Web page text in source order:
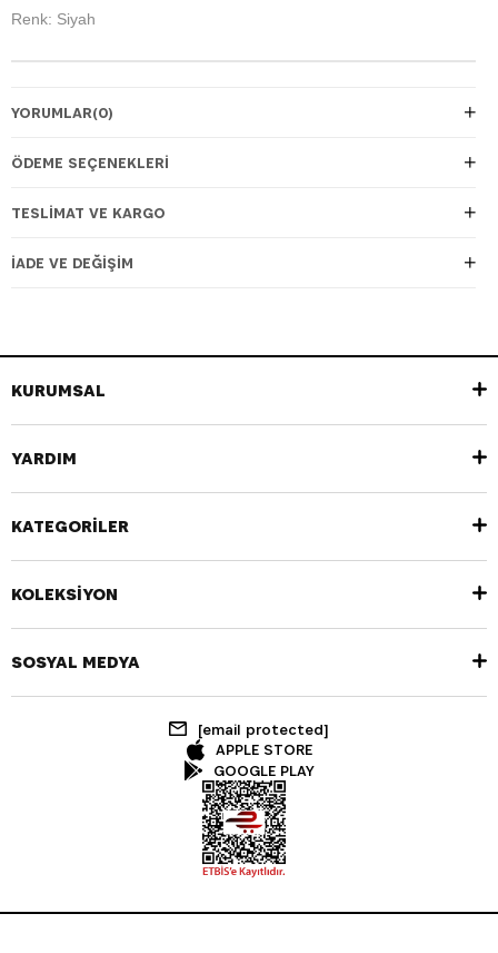
Renk: Siyah
YORUMLAR(0)
ÖDEME SEÇENEKLERI
TESLIMAT VE KARGO
İADE VE DEĞIŞIM
KURUMSAL
YARDIM
KATEGORİLER
KOLEKSİYON
SOSYAL MEDYA
[email protected]
APPLE STORE
GOOGLE PLAY